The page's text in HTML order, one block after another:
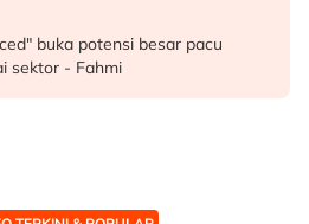
Trabzonspor, terima €17 juta
sepanjang hari ini
buka potensi besar pacu
sektor - Fahmi